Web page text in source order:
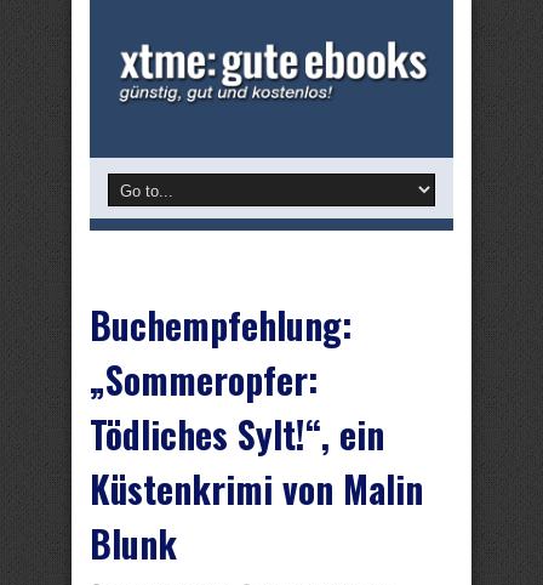
Buchempfehlung:
„Sommeropfer:
Tödliches Sylt!“, ein
Küstenkrimi von Malin
Blunk